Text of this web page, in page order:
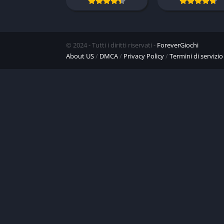
© 2024 - Tutti i diritti riservati - ForeverGiochi
About US/ DMCA/ Privacy Policy/Termini di servizio